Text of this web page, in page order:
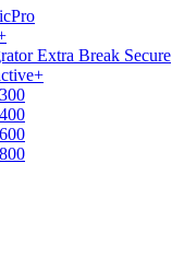
Extra Break Secure